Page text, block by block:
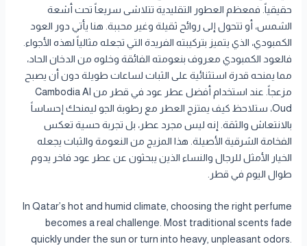
حقيقياً. فمعظم العطور التقليدية تتلاشى سريعاً تحت أشعة
الشمس، أو تتحول إلى روائح ثقيلة وغير محببة. هنا يأتي دور العود
الكمبودي، الذي يتميز بتركيبته الفريدة التي تجعله مثالياً لهذه الأجواء.
فالعود الكمبودي معروف بنعومته الفائقة وخلوه من الدخان الحاد،
مما يمنحه قدرة استثنائية على الثبات لساعات طويلة دون أن يصبح
مزعجاً. عند استخدام أفضل عطر عود في قطر من Cambodia Al
Oud، ستلاحظ كيف يمتزج العطر مع رطوبة الجو ليمنحك إحساساً
بالانتعاش والثقة. إنه ليس مجرد عطر، بل تجربة حسية تعكس
الفخامة الشرقية الأصيلة. هذا المزيج من النعومة والثبات يجعله
الخيار الأمثل للرجال والنساء الذين يبحثون عن عطر عود فاخر يدوم
طوال اليوم في قطر.
In Qatar’s hot and humid climate, choosing the right perfume
becomes a real challenge. Most traditional scents fade
quickly under the sun or turn into heavy, unpleasant odors.